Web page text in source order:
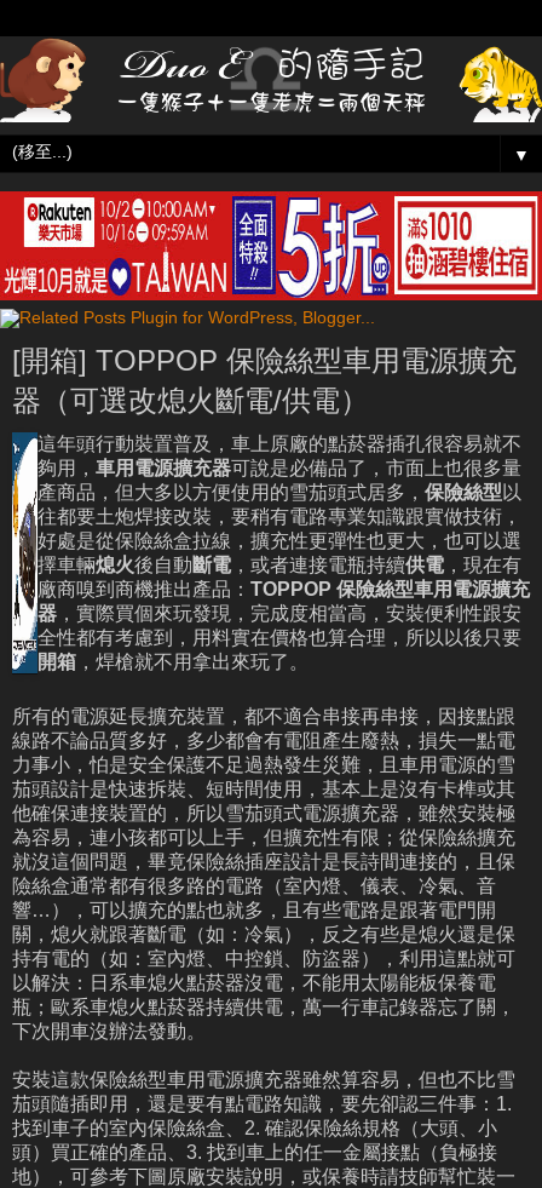
▼
[開箱] TOPPOP 保險絲型車用電源擴充
器（可選改熄火斷電/供電）
這年頭行動裝置普及，車上原廠的點菸器插孔很容易就不
夠用， 車用電源擴充器可說是必備品了，市面上也很多量
產商品，但大多以方便使用的雪茄頭式居多， 保險絲型 以
往都要土炮焊接改裝，要稍有電路專業知識跟實做技術，
好處是從保險絲盒拉線，擴充性更彈性也更大，也可以選
擇車輛熄火後自動斷電 ，或者連接電瓶持續供電 ，現在有
廠商嗅到商機推出產品： TOPPOP 保險絲型車用電源擴充
器 ，實際買個來玩發現，完成度相當高，安裝便利性跟安
全性都有考慮到，用料實在價格也算合理，所以以後只要
開箱 ，焊槍就不用拿出來玩了。
所有的電源延長擴充裝置，都不適合串接再串接，因接點跟
線路不論品質多好，多少都會有電阻產生廢熱，損失一點電
力事小，怕是安全保護不足過熱發生災難，且車用電源的雪
茄頭設計是快速拆裝、短時間使用，基本上是沒有卡榫或其
他確保連接裝置的，所以雪茄頭式電源擴充器，雖然安裝極
為容易，連小孩都可以上手，但擴充性有限；從保險絲擴充
就沒這個問題，畢竟保險絲插座設計是長詩間連接的，且保
險絲盒通常都有很多路的電路（室內燈、儀表、冷氣、音
響…），可以擴充的點也就多，且有些電路是跟著電門開
關，熄火就跟著斷電（如：冷氣），反之有些是熄火還是保
持有電的（如：室內燈、中控鎖、防盜器），利用這點就可
以解決：日系車熄火點菸器沒電，不能用太陽能板保養電
瓶；歐系車熄火點菸器持續供電，萬一行車記錄器忘了關，
下次開車沒辦法發動。
安裝這款保險絲型車用電源擴充器雖然算容易，但也不比雪
茄頭隨插即用，還是要有點電路知識，要先卻認三件事：1.
找到車子的室內保險絲盒、2. 確認保險絲規格（大頭、小
頭）買正確的產品、3. 找到車上的任一金屬接點（負極接
地），可參考下圖原廠安裝說明，或保養時請技師幫忙裝一